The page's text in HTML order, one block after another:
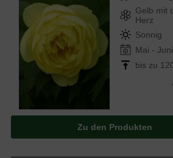
Gelb mit
Herz
Sonnig
Mai - Juni
bis zu
Zu den Produkten